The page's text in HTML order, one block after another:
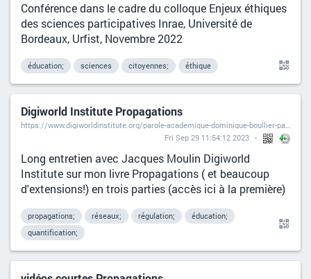
Conférence dans le cadre du colloque Enjeux éthiques
des sciences participatives Inrae, Université de
Bordeaux, Urfist, Novembre 2022
éducation; sciences citoyennes; éthique
Digiworld Institute Propagations
https://www.digiworldinstitute.org/parole-academique-dominique-boullier-partie-1/
Fri Sep 29 11:54:12 2023
Long entretien avec Jacques Moulin Digiworld
Institute sur mon livre Propagations ( et beaucoup
d'extensions!) en trois parties (accès ici à la première)
propagations; réseaux; régulation;
éducation;
quantification;